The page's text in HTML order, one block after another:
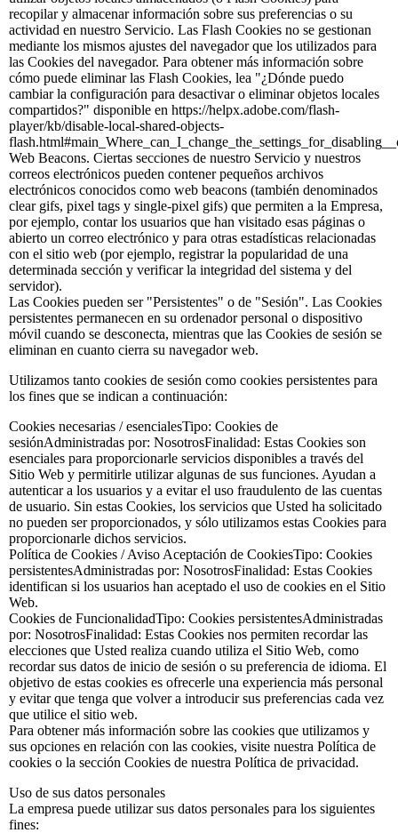
recopilar y almacenar información sobre sus preferencias o su
actividad en nuestro Servicio. Las Flash Cookies no se gestionan
mediante los mismos ajustes del navegador que los utilizados para
las Cookies del navegador. Para obtener más información sobre
cómo puede eliminar las Flash Cookies, lea "¿Dónde puedo
cambiar la configuración para desactivar o eliminar objetos locales
compartidos?" disponible en https://helpx.adobe.com/flash-
player/kb/disable-local-shared-objects-
Web Beacons. Ciertas secciones de nuestro Servicio y nuestros
correos electrónicos pueden contener pequeños archivos
electrónicos conocidos como web beacons (también denominados
clear gifs, pixel tags y single-pixel gifs) que permiten a la Empresa,
por ejemplo, contar los usuarios que han visitado esas páginas o
abierto un correo electrónico y para otras estadísticas relacionadas
con el sitio web (por ejemplo, registrar la popularidad de una
determinada sección y verificar la integridad del sistema y del
servidor).
Las Cookies pueden ser "Persistentes" o de "Sesión". Las Cookies
persistentes permanecen en su ordenador personal o dispositivo
móvil cuando se desconecta, mientras que las Cookies de sesión se
eliminan en cuanto cierra su navegador web.
Utilizamos tanto cookies de sesión como cookies persistentes para
los fines que se indican a continuación:
Cookies necesarias / esencialesTipo: Cookies de
sesiónAdministradas por: NosotrosFinalidad: Estas Cookies son
esenciales para proporcionarle servicios disponibles a través del
Sitio Web y permitirle utilizar algunas de sus funciones. Ayudan a
autenticar a los usuarios y a evitar el uso fraudulento de las cuentas
de usuario. Sin estas Cookies, los servicios que Usted ha solicitado
no pueden ser proporcionados, y sólo utilizamos estas Cookies para
proporcionarle dichos servicios.
Política de Cookies / Aviso Aceptación de CookiesTipo: Cookies
persistentesAdministradas por: NosotrosFinalidad: Estas Cookies
identifican si los usuarios han aceptado el uso de cookies en el Sitio
Web.
Cookies de FuncionalidadTipo: Cookies persistentesAdministradas
por: NosotrosFinalidad: Estas Cookies nos permiten recordar las
elecciones que Usted realiza cuando utiliza el Sitio Web, como
recordar sus datos de inicio de sesión o su preferencia de idioma. El
objetivo de estas cookies es ofrecerle una experiencia más personal
y evitar que tenga que volver a introducir sus preferencias cada vez
que utilice el sitio web.
Para obtener más información sobre las cookies que utilizamos y
sus opciones en relación con las cookies, visite nuestra Política de
cookies o la sección Cookies de nuestra Política de privacidad.
Uso de sus datos personales
La empresa puede utilizar sus datos personales para los siguientes
fines: